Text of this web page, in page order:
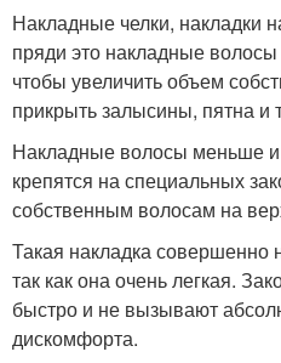
Накладные челки, накладки
пряди это накладные
чтобы увеличить объем
прикрыть залысины, пятна и
Накладные волосы меньше и
крепятся на специальных
собственным волосам на
Такая накладка совершенно
так как она очень легкая.
быстро и не вызывают
дискомфорта.